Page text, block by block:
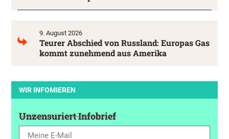
9. August 2026
Teurer Abschied von Russland: Europas Gas
kommt zunehmend aus Amerika
WIR INFOMIEREN
Unzensuriert Infobrief